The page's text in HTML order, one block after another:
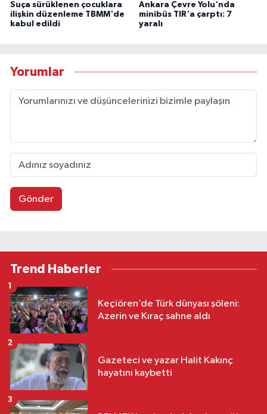
Suça sürüklenen çocuklara
ilişkin düzenleme TBMM'de
kabul edildi
Ankara Çevre Yolu'nda
minibüs TIR'a çarptı: 7
yaralı
Yorumlar
Gönder
Trend Haberler
Keçiören’de Türk dünyası şöleni:
Azerin ve Kıraç sahne aldı
1
Gazeteci ve yazar Halit Kakınç
hayatını kaybetti
2
3